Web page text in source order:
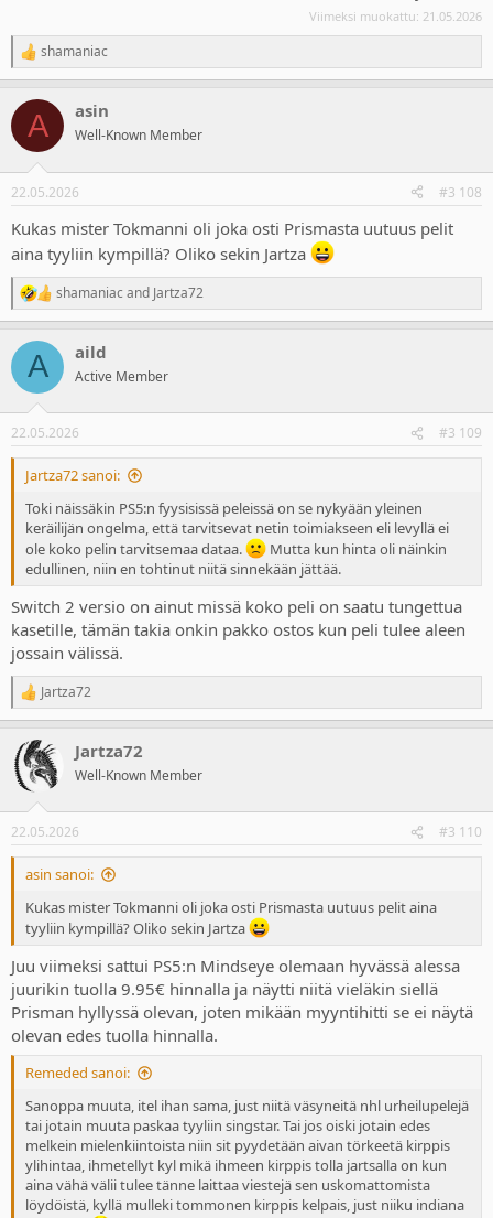
Viimeksi muokattu: 21.05.2026
R
e
c
i
s
shamaniac
A asin
Well-Known Member
22.05.2026 #3 108
Kukas mister Tokmanni oli joka osti Prismasta uutuus pelit
aina tyyliin kympillä? Oliko sekin Jartza
R
e
c
i
s
:
shamaniacand Jartza72
A aild
Active Member
22.05.2026 #3 109
Jartza72 sanoi:
Toki näissäkin PS5:n fyysisissä peleissä on se nykyään yleinen
keräilijän ongelma, että tarvitsevat netin toimiakseen eli levyllä ei
ole koko pelin tarvitsemaa dataa.
Mutta kun hinta oli näinkin
edullinen, niin en tohtinut niitä sinnekään jättää.
Switch 2 versio on ainut missä koko peli on saatu tungettua
kasetille, tämän takia onkin pakko ostos kun peli tulee aleen
jossain välissä.
R
e
c
t
i
s
:
Jartza72
Jartza72
Well-Known Member
22.05.2026 #3 110
asin sanoi:
Kukas mister Tokmanni oli joka osti Prismasta uutuus pelit aina
tyyliin kympillä? Oliko sekin Jartza
Juu viimeksi sattui PS5:n Mindseye olemaan hyvässä alessa
juurikin tuolla 9.95€ hinnalla ja näytti niitä vieläkin siellä
Prisman hyllyssä olevan, joten mikään myyntihitti se ei näytä
olevan edes tuolla hinnalla.
Remeded sanoi:
Sanoppa muuta, itel ihan sama, just niitä väsyneitä nhl urheilupelejä
tai jotain muuta paskaa tyyliin singstar. Tai jos oiski jotain edes
melkein mielenkiintoista niin sit pyydetään aivan törkeetä kirppis
ylihintaa, ihmetellyt kyl mikä ihmeen kirppis tolla jartsalla on kun
aina vähä välii tulee tänne laittaa viestejä sen uskomattomista
löydöistä, kyllä mulleki tommonen kirppis kelpais, just niiku indiana